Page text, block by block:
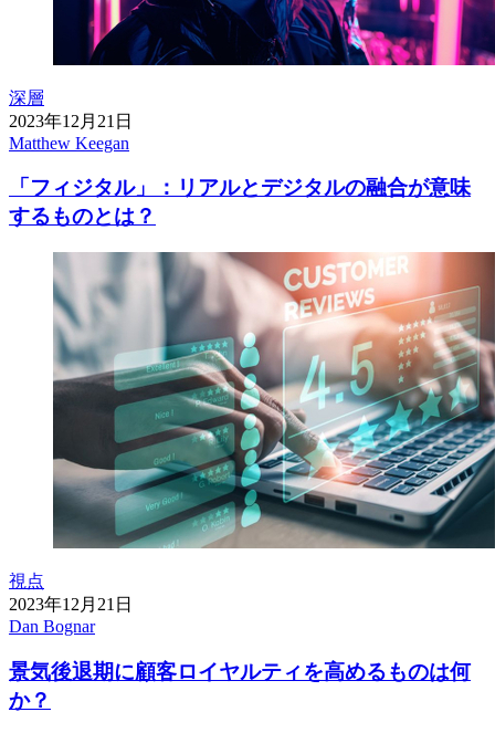
深層
2023年12月21日
Matthew Keegan
「フィジタル」：リアルとデジタルの融合が意味
するものとは？
視点
2023年12月21日
Dan Bognar
景気後退期に顧客ロイヤルティを高めるものは何
か？